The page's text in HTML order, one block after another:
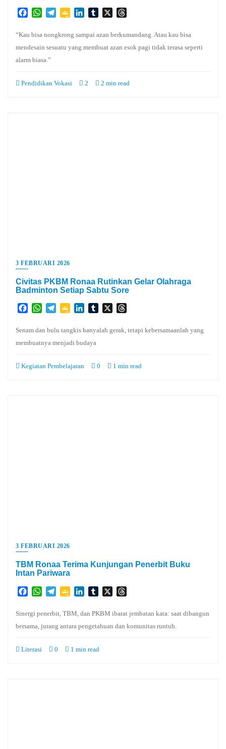
FacebookWhatsApp
TelegramGoogleLinkedInTumblr
X
“Kau bisa nongkrong sampai azan berkumandang. Atau kau bisa
mendesain sesuatu yang membuat azan esok pagi tidak terasa seperti
alarm biasa.”
Pendidikan Vokasi 2 2 min read
3 FEBRUARI 2026
Civitas PKBM Ronaa Rutinkan Gelar Olahraga
Badminton Setiap Sabtu Sore
FacebookWhatsApp
TelegramGoogleLinkedInTumblr
X
Senam dan bulu tangkis hanyalah gerak, tetapi kebersamaanlah yang
membuatnya menjadi budaya
Kegiatan Pembelajaran 0 1 min read
3 FEBRUARI 2026
TBM Ronaa Terima Kunjungan Penerbit Buku
Intan Pariwara
FacebookWhatsApp
TelegramGoogleLinkedInTumblr
X
Sinergi penerbit, TBM, dan PKBM ibarat jembatan kata: saat dibangun
bersama, jurang antara pengetahuan dan komunitas runtuh.
Literasi 0 1 min read